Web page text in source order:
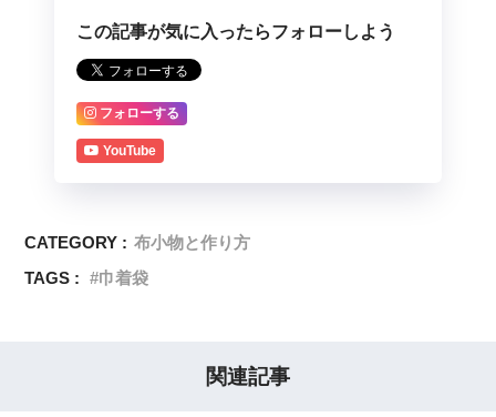
この記事が気に入ったらフォローしよう
フォローする
YouTube
CATEGORY : 布小物と作り方
TAGS :
巾着袋
関連記事